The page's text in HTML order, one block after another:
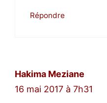
Répondre
Hakima Meziane
16 mai 2017 à 7h31